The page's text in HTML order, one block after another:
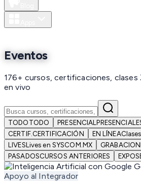
Eventos
176+ cursos, certificaciones, clases
en vivo
TODOTODO PRESENCIAL
CERTIF. CERTIFICACIÓN EN LÍNEA
LIVESLives en SYSCOM.MX
PASADOSCURSOS ANTERIORES EXPOS
Apoyo al Integrador